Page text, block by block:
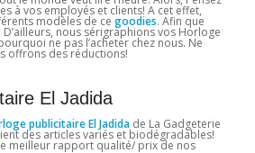
à vos employés et clients! A cet effet,
modèles de ce goodies. Afin que
nous sérigraphions vos Horloge
ne pas l’acheter chez nous. Ne
offrons des réductions!
El Jadida
publicitaire El Jadida de La Gadgeterie
des articles variés et biodégradables!
meilleur rapport qualité/ prix de nos